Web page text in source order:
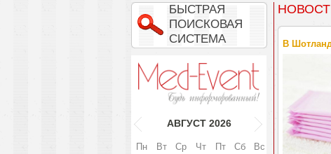
БЫСТРАЯ
ПОИСКОВАЯ
СИСТЕМА
АВГУСТ 2026
Пн Вт Ср Чт Пт Сб
Вс
В